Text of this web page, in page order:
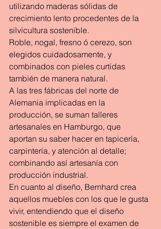
utilizando maderas sólidas de
crecimiento lento procedentes de la
silvicultura sostenible.
Roble, nogal, fresno ó cerezo, son
elegidos cuidadosamente, y
combinados con pieles curtidas
también de manera natural.
A las tres fábricas del norte de
Alemania implicadas en la
producción, se suman talleres
artesanales en Hamburgo, que
aportan su saber hacer en tapicería,
carpintería, y atención al detalle;
combinando así artesanía con
producción industrial.
En cuanto al diseño, Bernhard crea
aquellos muebles con los que le gusta
vivir, entendiendo que el diseño
sostenible es siempre el examen de